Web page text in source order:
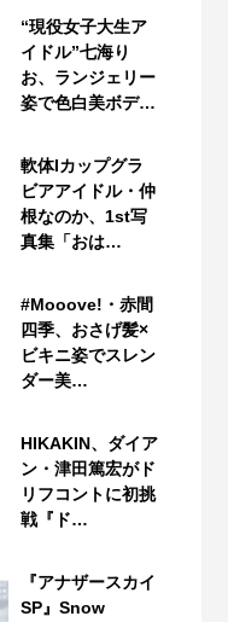
“現役女子大生ア
イドル”七海り
お、ランジェリー
姿で色白美ボデ…
軟体Iカップグラ
ビアアイドル・仲
根なのか、1st写
真集「おは…
#Mooove!・赤間
四季、おさげ髪×
ビキニ姿でスレン
ダー美…
HIKAKIN、ダイア
ン・津田篤宏がド
リフコントに初挑
戦『ド…
『アナザースカイ
SP』Snow